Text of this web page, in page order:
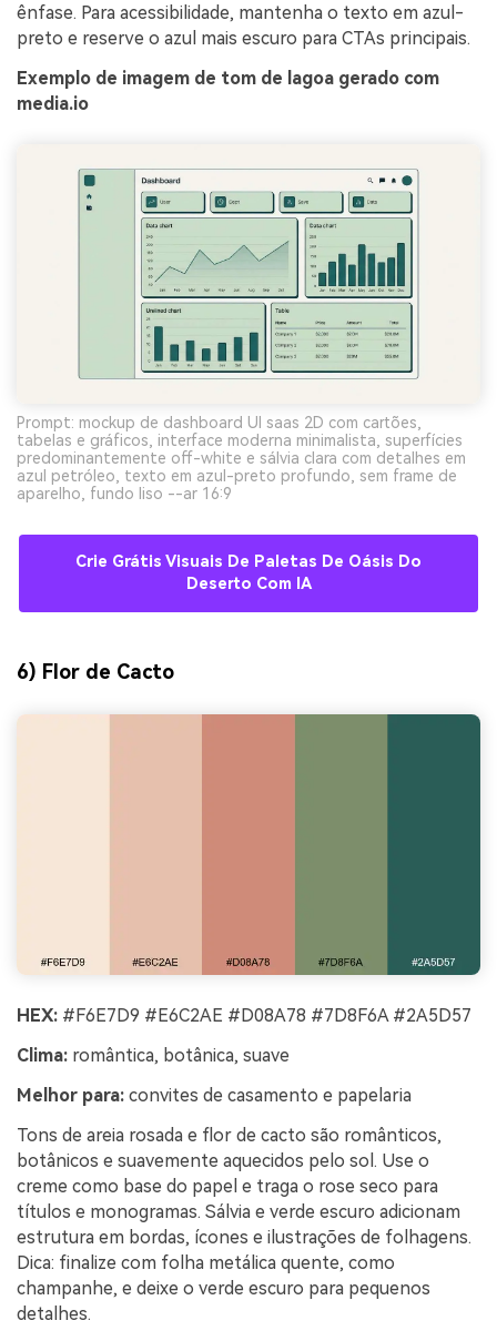
ênfase. Para acessibilidade, mantenha o texto em azul-
preto e reserve o azul mais escuro para CTAs principais.
Exemplo de imagem de tom de lagoa gerado com
media.io
Prompt: mockup de dashboard UI saas 2D com cartões,
tabelas e gráficos, interface moderna minimalista, superfícies
predominantemente off-white e sálvia clara com detalhes em
azul petróleo, texto em azul-preto profundo, sem frame de
aparelho, fundo liso --ar 16:9
Crie Grátis Visuais De Paletas De Oásis Do
Deserto Com IA
6) Flor de Cacto
HEX: #F6E7D9 #E6C2AE #D08A78 #7D8F6A #2A5D57
Clima: romântica, botânica, suave
Melhor para: convites de casamento e papelaria
Tons de areia rosada e flor de cacto são românticos,
botânicos e suavemente aquecidos pelo sol. Use o
creme como base do papel e traga o rose seco para
títulos e monogramas. Sálvia e verde escuro adicionam
estrutura em bordas, ícones e ilustrações de folhagens.
Dica: finalize com folha metálica quente, como
champanhe, e deixe o verde escuro para pequenos
detalhes.